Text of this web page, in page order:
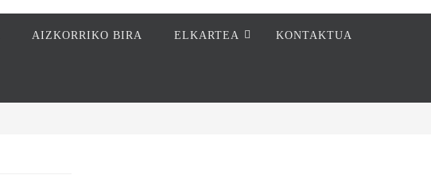
AIZKORRIKO BIRA ELKARTEA KONTAKTUA